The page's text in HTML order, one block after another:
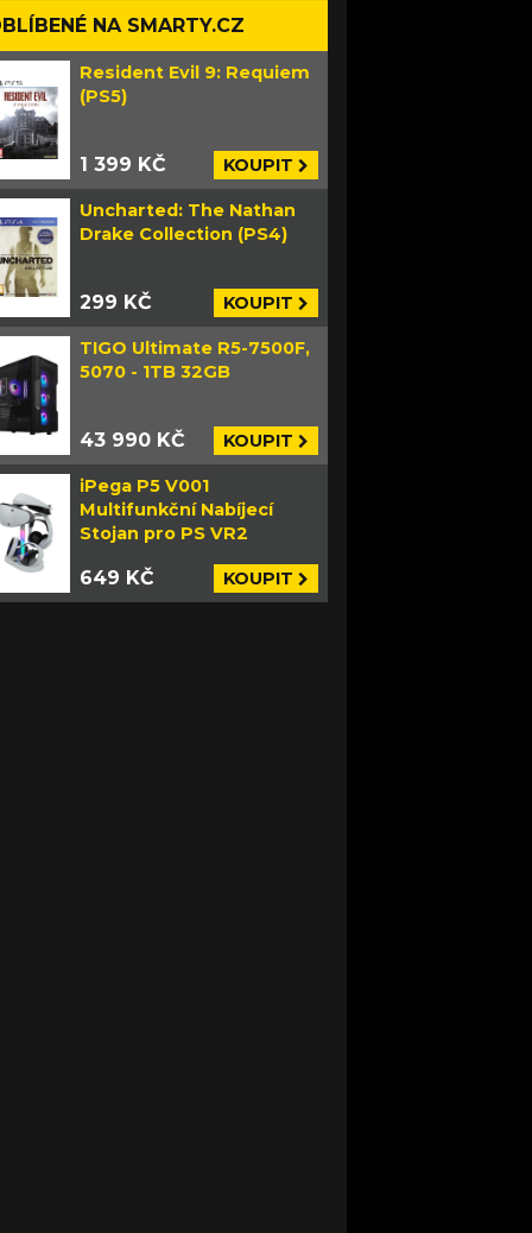
NA SMARTY.CZ
Resident Evil 9: Requiem
(PS5)
1 399 KČ KOUPIT
Uncharted: The Nathan
Drake Collection (PS4)
299 KČ KOUPIT
TIGO Ultimate R5-7500F,
5070 - 1TB 32GB
43 990 KČ KOUPIT
iPega P5 V001
Multifunkční Nabíjecí
Stojan pro PS VR2
649 KČ KOUPIT